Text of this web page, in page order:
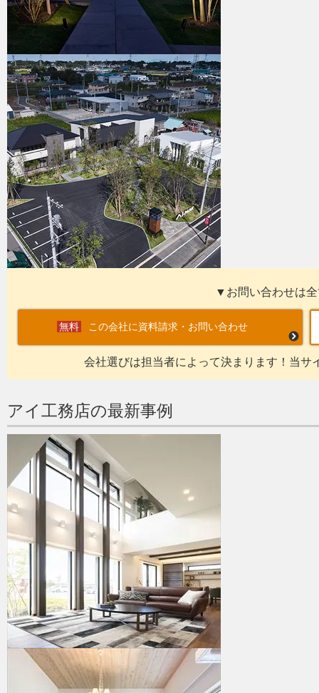
▼お問い合わせは
この会社に資料請求・お問い合わせ
会社選びは担当者によって決まります！当サ
アイ工務店の最新事例